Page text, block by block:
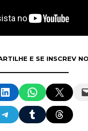
E SE INSCREV
Share on LinkedIn Share on WhatsApp Share on X Email this Page
Share on Telegram
Share on Tumblr Share on Threads